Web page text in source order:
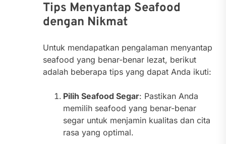
Tips Menyantap Seafood
dengan Nikmat
Untuk mendapatkan pengalaman menyantap
seafood yang benar-benar lezat, berikut
adalah beberapa tips yang dapat Anda ikuti:
Pilih Seafood Segar: Pastikan Anda
memilih seafood yang benar-benar
segar untuk menjamin kualitas dan cita
rasa yang optimal.